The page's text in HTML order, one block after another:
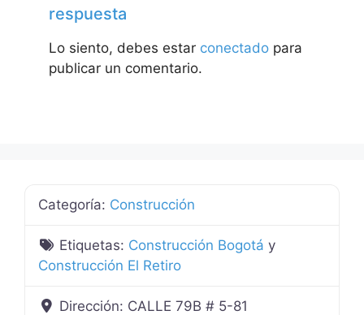
respuesta
Lo siento, debes estar conectado para
publicar un comentario.
Categoría: Construcción
Etiquetas: Construcción Bogotá y
Construcción El Retiro
Dirección: CALLE 79B # 5-81